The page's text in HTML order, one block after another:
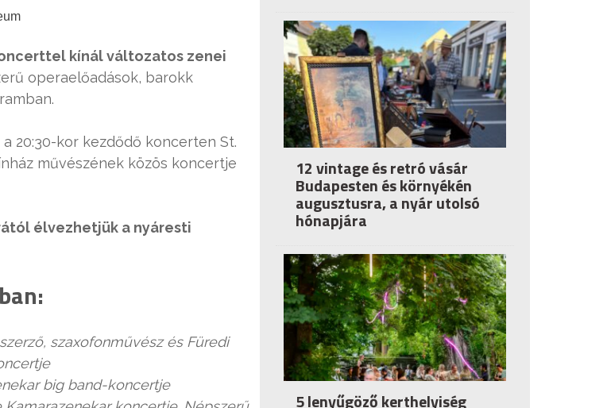
kínál változatos zenei
operaelőadások, barokk
20:30-kor kezdődő koncerten St.
művészének közös koncertje
élvezhetjük a nyáresti
szaxofonművész és Füredi
big band-koncertje
12 vintage és retró vásár
Budapesten és környékén
augusztusra, a nyár utolsó
hónapjára
5 lenyűgöző kerthelyiség